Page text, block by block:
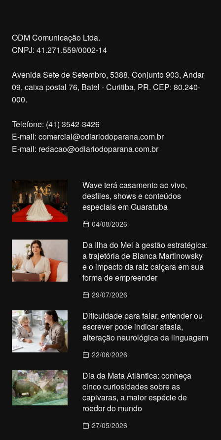
ODM Comunicação Ltda.
CNPJ: 41.271.559/0002-14
Avenida Sete de Setembro, 5388, Conjunto 903, Andar
09, caixa postal 76, Batel - Curitiba, PR. CEP: 80.240-
000.
Telefone: (41) 3542-3426
E-mail: comercial@odiariodoparana.com.br
E-mail: redacao@odiariodoparana.com.br
Wave terá casamento ao vivo,
desfiles, shows e conteúdos
especiais em Guaratuba
04/08/2026
Da Ilha do Mel à gestão estratégica:
a trajetória de Bianca Martinowsky
e o impacto da raiz caiçara em sua
forma de empreender
29/07/2026
Dificuldade para falar, entender ou
escrever pode indicar afasia,
alteração neurológica da linguagem
22/06/2026
Dia da Mata Atlântica: conheça
cinco curiosidades sobre as
capivaras, a maior espécie de
roedor do mundo
27/05/2026